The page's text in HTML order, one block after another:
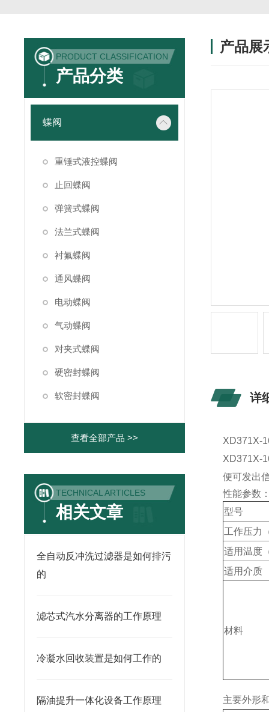
PRODUCT CLASSIFICATION
产品分类
蝶阀
重锤式液控蝶阀
止回蝶阀
弹簧式蝶阀
法兰式蝶阀
衬氟蝶阀
通风蝶阀
电动蝶阀
气动蝶阀
对夹式蝶阀
硬密封蝶阀
软密封蝶阀
查看全部产品 >>
TECHNICAL ARTICLES
相关文章
全自动反冲洗过滤器是如何排污
的
滤芯式汽水分离器的工作原理
冷凝水回收装置是如何工作的
隔油提升一体化设备工作原理
产品展
详
XD371X-
XD371X-
便可发出
性能参数
型号
工作压力
适用温度
适用介质
材料
主要外形